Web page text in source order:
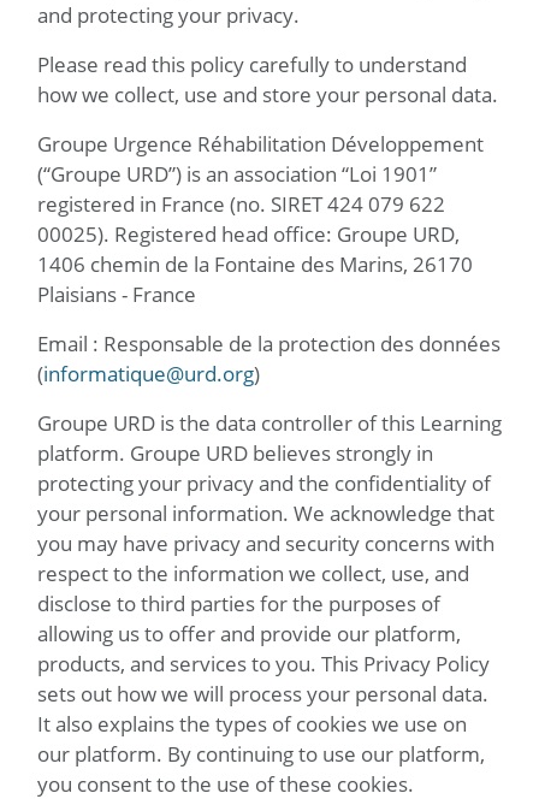
and protecting your privacy.
Please read this policy carefully to understand
how we collect, use and store your personal data.
Groupe Urgence Réhabilitation Développement
(“Groupe URD”) is an association “Loi 1901”
registered in France (no. SIRET 424 079 622
00025). Registered head office: Groupe URD,
1406 chemin de la Fontaine des Marins, 26170
Plaisians - France
Email : Responsable de la protection des données
(informatique@urd.org)
Groupe URD is the data controller of this Learning
platform. Groupe URD believes strongly in
protecting your privacy and the confidentiality of
your personal information. We acknowledge that
you may have privacy and security concerns with
respect to the information we collect, use, and
disclose to third parties for the purposes of
allowing us to offer and provide our platform,
products, and services to you. This Privacy Policy
sets out how we will process your personal data.
It also explains the types of cookies we use on
our platform. By continuing to use our platform,
you consent to the use of these cookies.